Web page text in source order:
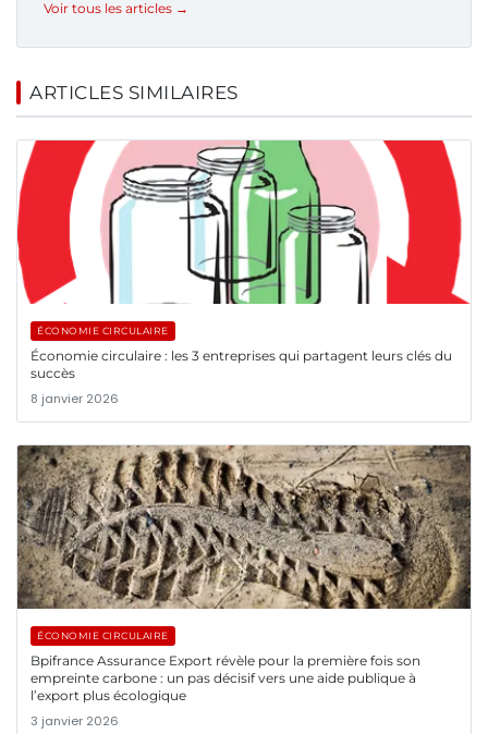
Voir tous les articles →
ARTICLES SIMILAIRES
ÉCONOMIE CIRCULAIRE
Économie circulaire : les 3 entreprises qui partagent leurs clés du
succès
8 janvier 2026
ÉCONOMIE CIRCULAIRE
Bpifrance Assurance Export révèle pour la première fois son
empreinte carbone : un pas décisif vers une aide publique à
l’export plus écologique
3 janvier 2026